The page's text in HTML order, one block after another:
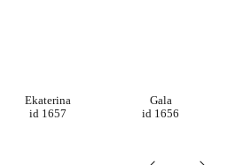
Ekaterina
id 1657
Gala
id 1656